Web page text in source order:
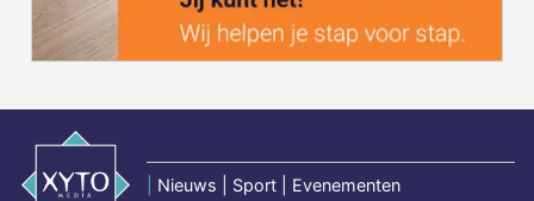
Nieuws | Sport | Evenementen